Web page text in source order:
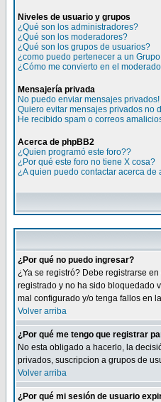
Niveles de usuario y grupos
¿Qué son los administradores?
¿Qué son los moderadores?
¿Qué son los grupos de usuarios?
¿como puedo pertenecer a un
¿Cómo me convierto en el
Mensajería privada
No puedo enviar mensajes privados!
Quiero evitar mensajes privados no
He recibido spam o correos
Acerca de phpBB2
¿Quien programó este foro??
¿Por qué este foro no tiene X cosa?
¿A quien puedo contactar acerca
¿Por qué no puedo ingresar?
¿Ya se registró? Debe registrarse
registrado y no ha sido bloquedado
mal configurado y/o tenga fallos en
Volver arriba
¿Por qué me tengo que registrar
No esta obligado a hacerlo, la
privados, suscripcion a grupos de
Volver arriba
¿Por qué mi sesión de usuario